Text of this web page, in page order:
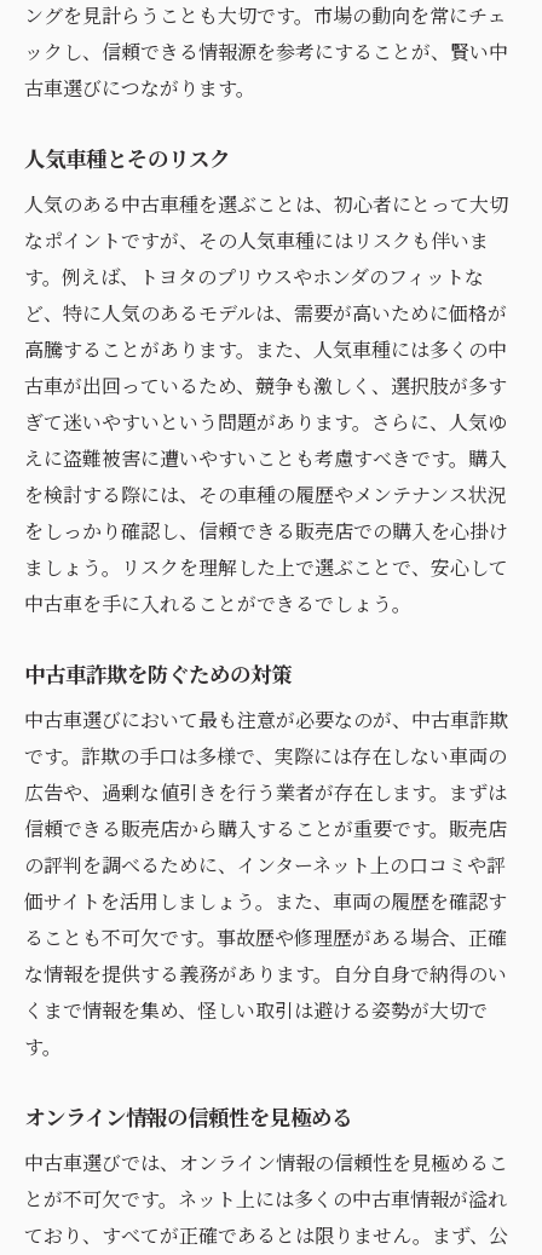
ングを見計らうことも大切です。市場の動向を常にチェ
ックし、信頼できる情報源を参考にすることが、賢い中
古車選びにつながります。
人気車種とそのリスク
人気のある中古車種を選ぶことは、初心者にとって大切
なポイントですが、その人気車種にはリスクも伴いま
す。例えば、トヨタのプリウスやホンダのフィットな
ど、特に人気のあるモデルは、需要が高いために価格が
高騰することがあります。また、人気車種には多くの中
古車が出回っているため、競争も激しく、選択肢が多す
ぎて迷いやすいという問題があります。さらに、人気ゆ
えに盗難被害に遭いやすいことも考慮すべきです。購入
を検討する際には、その車種の履歴やメンテナンス状況
をしっかり確認し、信頼できる販売店での購入を心掛け
ましょう。リスクを理解した上で選ぶことで、安心して
中古車を手に入れることができるでしょう。
中古車詐欺を防ぐための対策
中古車選びにおいて最も注意が必要なのが、中古車詐欺
です。詐欺の手口は多様で、実際には存在しない車両の
広告や、過剰な値引きを行う業者が存在します。まずは
信頼できる販売店から購入することが重要です。販売店
の評判を調べるために、インターネット上の口コミや評
価サイトを活用しましょう。また、車両の履歴を確認す
ることも不可欠です。事故歴や修理歴がある場合、正確
な情報を提供する義務があります。自分自身で納得のい
くまで情報を集め、怪しい取引は避ける姿勢が大切で
す。
オンライン情報の信頼性を見極める
中古車選びでは、オンライン情報の信頼性を見極めるこ
とが不可欠です。ネット上には多くの中古車情報が溢れ
ており、すべてが正確であるとは限りません。まず、公